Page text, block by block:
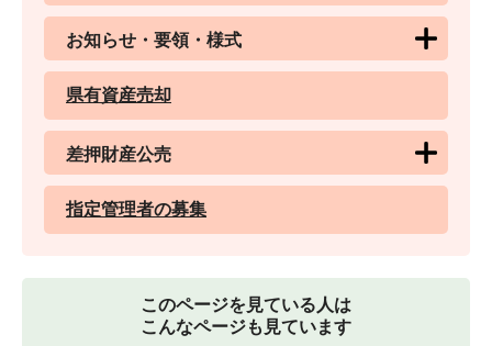
お知らせ・要領・様式
県有資産売却
差押財産公売
指定管理者の募集
このページを見ている人は
こんなページも見ています